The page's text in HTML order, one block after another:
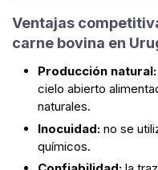
Ventajas
carne bovina en
Producción natural:
cielo abierto
naturales.
Inocuidad: no se
químicos.